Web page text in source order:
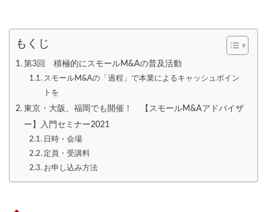
もくじ
第3回 積極的にスモールM&Aの普及活動
スモールM&Aの「過程」で本業によるキャッシュポイン
トを
東京・大阪、福岡でも開催！ 【スモールM&Aアドバイザ
ー】入門セミナー2021
日時・会場
定員・受講料
お申し込み方法